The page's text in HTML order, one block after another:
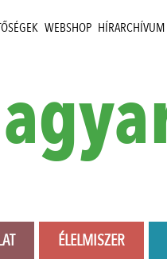
WEBSHOP HÍRARCHÍVUM
ÉLELMISZER